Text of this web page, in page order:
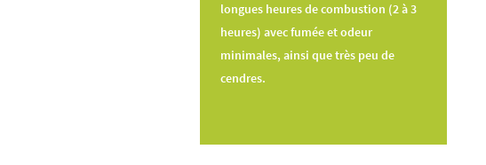
longues heures de combustion (2 à 3
heures) avec fumée et odeur
minimales, ainsi que très peu de
cendres.